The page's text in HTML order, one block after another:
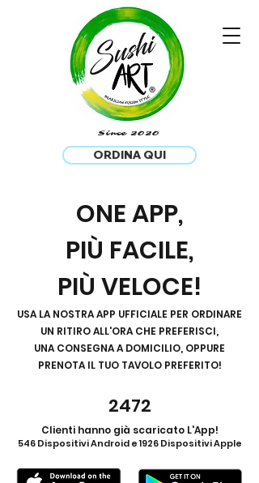
®
Since 2020
ORDINA QUI
ONE APP,
PIÙ FACILE,
PIÙ VELOCE!
USA LA NOSTRA APP UFFICIALE PER ORDINARE
UN RITIRO ALL'ORA CHE PREFERISCI,
UNA CONSEGNA A DOMICILIO, OPPURE
PRENOTA IL TUO TAVOLO PREFERITO!
2472
Clienti hanno già scaricato L'App!
546 Dispositivi Android e 1926 Dispositivi Apple